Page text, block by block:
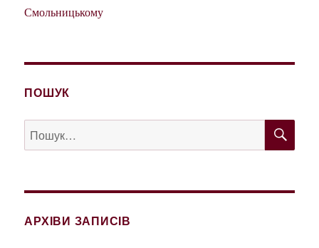
Смольницькому
ПОШУК
Пошук
за
АРХІВИ ЗАПИСІВ